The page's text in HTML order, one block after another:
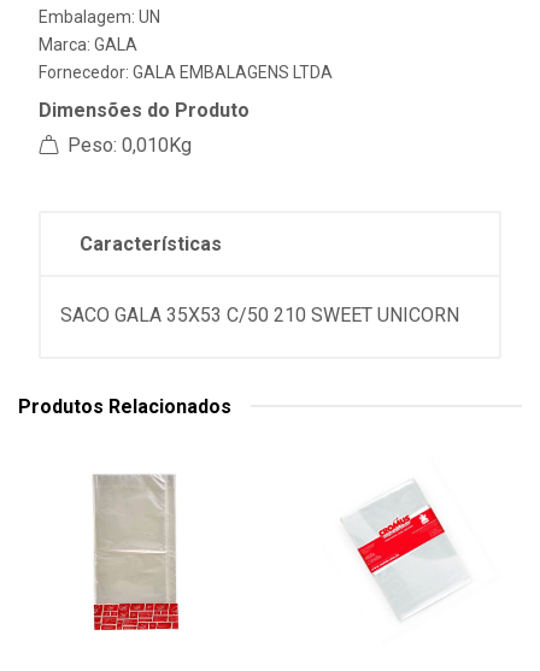
Embalagem: UN
Marca: GALA
Fornecedor: GALA EMBALAGENS LTDA
Dimensões do Produto
Peso: 0,010Kg
Características
SACO GALA 35X53 C/50 210 SWEET UNICORN
Produtos Relacionados